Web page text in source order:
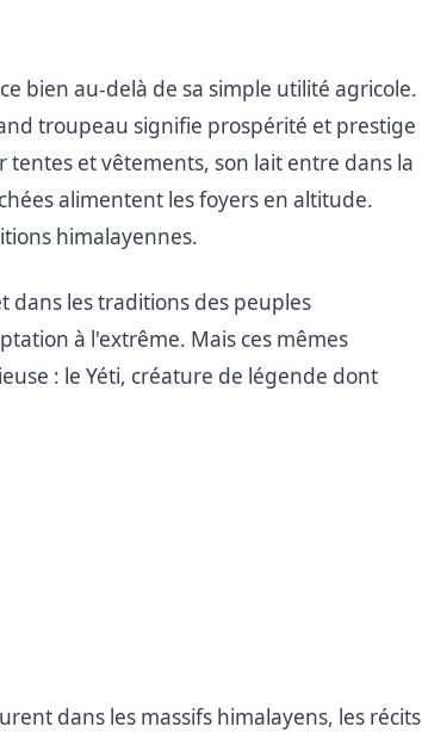
bien au-delà de sa simple utilité agricole.
troupeau signifie prospérité et prestige
et vêtements, son lait entre dans la
alimentent les foyers en altitude.
himalayennes.
dans les traditions des peuples
à l'extrême. Mais ces mêmes
: le Yéti, créature de légende dont
dans les massifs himalayens, les récits